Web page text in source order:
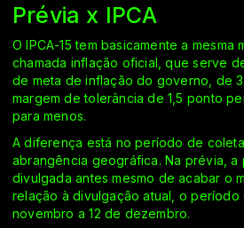
Prévia x IPCA
O IPCA-15 tem basicamente a mesma
chamada inflação oficial, que serve
de meta de inflação do governo, de
margem de tolerância de 1,5 ponto
para menos.
A diferença está no período de
abrangência geográfica. Na prévia, a
divulgada antes mesmo de acabar o
relação à divulgação atual, o
novembro a 12 de dezembro.